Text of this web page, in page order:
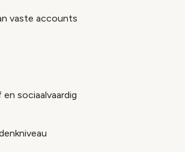
vaste accounts
sociaalvaardig